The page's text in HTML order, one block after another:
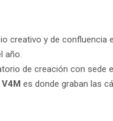
creativo y de confluencia
año.
de creación con sede
V4M es donde graban las